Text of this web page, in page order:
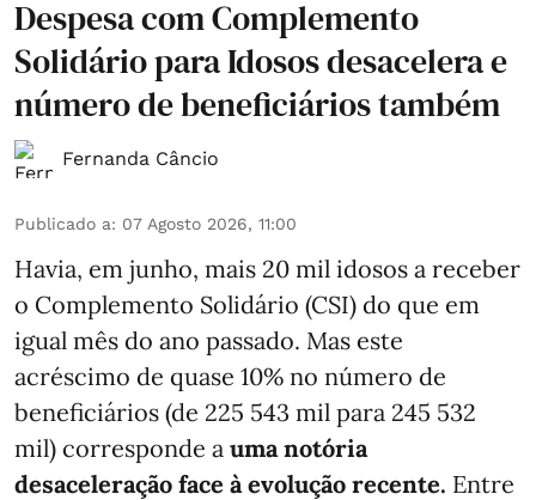
Despesa com Complemento
Solidário para Idosos desacelera e
número de beneficiários também
Fernanda Câncio
Publicado a: 07 Agosto 2026, 11:00
Havia, em junho, mais 20 mil idosos a receber
o Complemento Solidário (CSI) do que em
igual mês do ano passado. Mas este
acréscimo de quase 10% no número de
beneficiários (de 225 543 mil para 245 532
mil) corresponde a uma notória
desaceleração face à evolução recente. Entre